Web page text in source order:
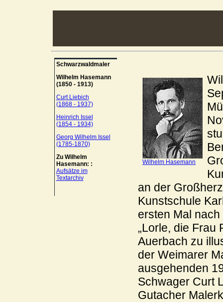
Schwarzwaldmaler
Wilhelm Hasemann
(1850 - 1913)
Curt Liebich
(1868 - 1937)
Heinrich Issel
(1854 - 1934)
Georg Wilhelm Issel
(1785-1870)
Zu Wilhelm
Hasemann: :
Aufsätze im
Textarchiv
Wilhelm Hasemann
an der
Kunstschule
ersten Mal
„Lorle, die Frau
Auerbach zu
der Weimarer
ausgehenden
Schwager Curt
Gutacher